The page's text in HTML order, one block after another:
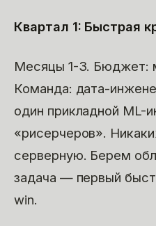
Квартал 1: Быстрая
Месяцы 1-3. Бюджет:
Команда: дата-
один прикладной ML-
«рисерчеров».
серверную. Берем
задача — первый
win.